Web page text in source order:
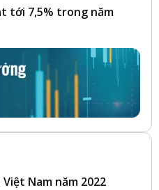
tới 7,5% trong năm
Nam năm 2022